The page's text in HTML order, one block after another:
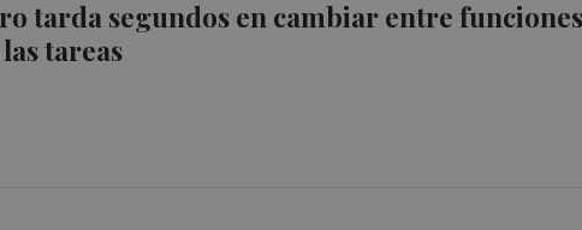
tarda segundos en cambiar entre
tareas